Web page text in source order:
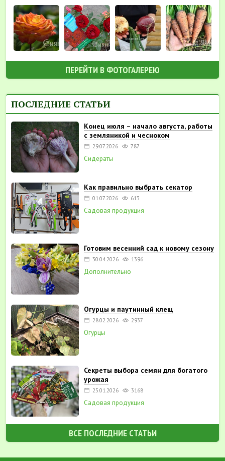
ПЕРЕЙТИ В ФОТОГАЛЕРЕЮ
ПОСЛЕДНИЕ СТАТЬИ
Конец июля – начало августа, работы
с земляникой и чесноком
29.07.2026 787
Сидераты
Как правильно выбрать секатор
01.07.2026 613
Садовая продукция
Готовим весенний сад к новому сезону
30.04.2026 1396
Дополнительно
Огурцы и паутинный клещ
28.02.2026 2937
Огурцы
Секреты выбора семян для богатого
урожая
25.01.2026 3168
Садовая продукция
ВСЕ ПОСЛЕДНИЕ СТАТЬИ